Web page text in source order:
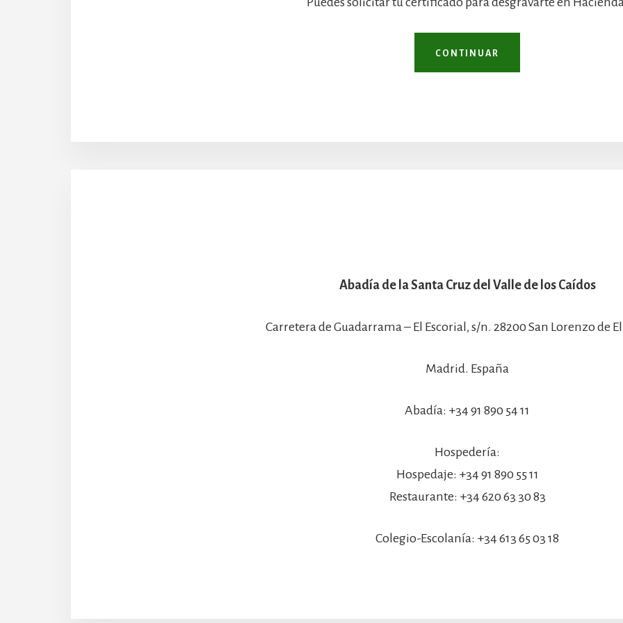
CONTINUAR
Abadía de la Santa Cruz del Valle de los Caídos
Carretera de Guadarrama – El Escorial, s/n. 28200 San Lorenzo de
Madrid. España
Abadía: +34 91 890 54 11
Hospedería:
Hospedaje: +34 91 890 55 11
Restaurante: +34 620 63 30 83
Colegio-Escolanía: +34 613 65 03 18